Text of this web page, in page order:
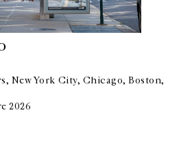
New York City, Chicago, Boston,
2026